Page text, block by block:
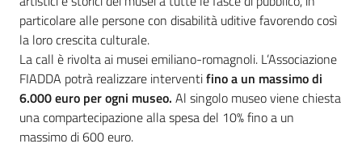
particolare alle persone con disabilità uditive favorendo così
la loro crescita culturale.
La call è rivolta ai musei emiliano-romagnoli. L’Associazione
FIADDA potrà realizzare interventifino a un massimo di
6.000 euro per ogni museo. Al singolo museo viene chiesta
una compartecipazione alla spesa del 10% fino a un
massimo di 600 euro.